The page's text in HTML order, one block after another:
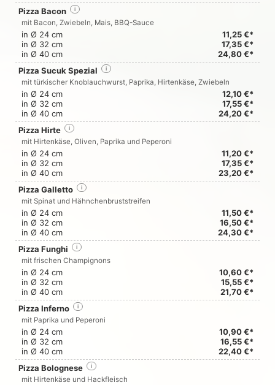
Pizza Bacon
i
mit Bacon, Zwiebeln, Mais, BBQ-Sauce
in Ø 24 cm
11,25 €*
in Ø 32 cm
17,35 €*
in Ø 40 cm
24,80 €*
Pizza Sucuk Spezial
i
mit türkischer Knoblauchwurst, Paprika, Hirtenkäse, Zwiebeln
in Ø 24 cm
12,10 €*
in Ø 32 cm
17,55 €*
in Ø 40 cm
24,20 €*
Pizza Hirte
i
mit Hirtenkäse, Oliven, Paprika und Peperoni
in Ø 24 cm
11,20 €*
in Ø 32 cm
17,35 €*
in Ø 40 cm
23,20 €*
Pizza Galletto
i
mit Spinat und Hähnchenbruststreifen
in Ø 24 cm
11,50 €*
in Ø 32 cm
16,50 €*
in Ø 40 cm
24,30 €*
Pizza Funghi
i
mit frischen Champignons
in Ø 24 cm
10,60 €*
in Ø 32 cm
15,55 €*
in Ø 40 cm
21,70 €*
Pizza Inferno
i
mit Paprika und Peperoni
in Ø 24 cm
10,90 €*
in Ø 32 cm
16,55 €*
in Ø 40 cm
22,40 €*
Pizza Bolognese
i
mit Hirtenkäse und Hackfleisch